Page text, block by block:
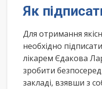
Як
Для отримання
необхідно
лікарем Єдакова
зробити
закладі, взявши з